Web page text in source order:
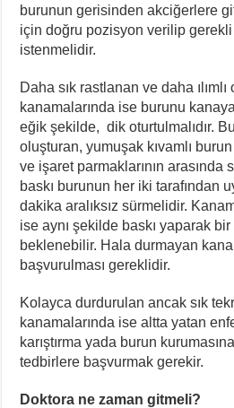
burunun gerisinden akciğerlere
için doğru pozisyon verilip gerekli
istenmelidir.
Daha sık rastlanan ve daha
kanamalarında ise burunu
eğik şekilde, dik oturtulmalıdır.
oluşturan, yumuşak kıvamlı
ve işaret parmaklarının arasında
baskı burunun her iki tarafından
dakika aralıksız sürmelidir.
ise aynı şekilde baskı yaparak
beklenebilir. Hala durmayan
başvurulması gereklidir.
Kolayca durdurulan ancak sık
kanamalarında ise altta yatan
karıştırma yada burun
tedbirlere başvurmak gerekir.
Doktora ne zaman gitmeli?